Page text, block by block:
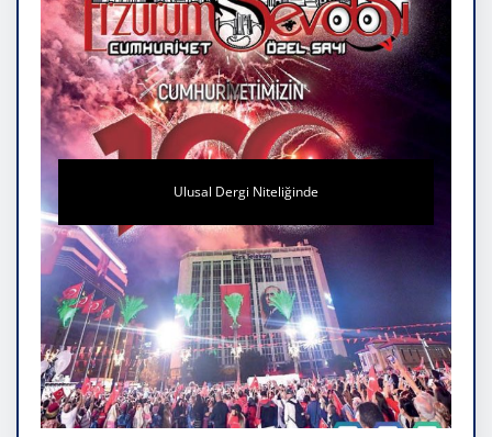
Ulusal Dergi Niteliğinde